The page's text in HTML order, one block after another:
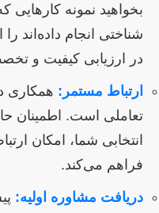
بخواهید نمونه
شناختی انجام داده‌اند
در ارزیابی کیفیت و
ارتباط مستمر: همکاری
تعاملی است. اطمینان
انتخابی شما، امکان
فراهم می‌کند.
دریافت مشاوره اولیه: